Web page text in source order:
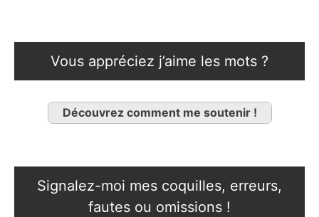
Vous appréciez j’aime les mots ?
Découvrez comment me soutenir !
Signalez-moi mes coquilles, erreurs,
fautes ou omissions !